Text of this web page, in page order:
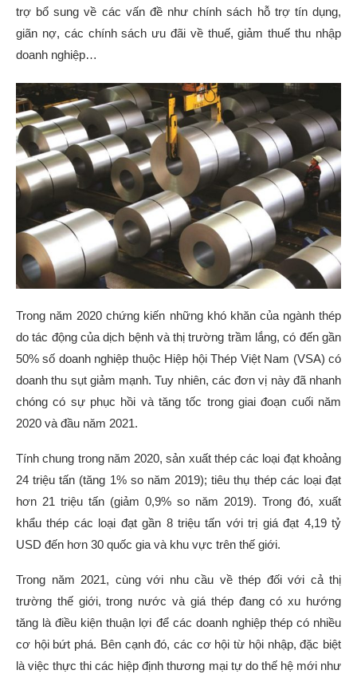
trợ bổ sung về các vấn đề như chính sách hỗ trợ tín dụng,
giãn nợ, các chính sách ưu đãi về thuế, giảm thuế thu nhập
doanh nghiệp…
Trong năm 2020 chứng kiến những khó khăn của ngành thép
do tác động của dịch bệnh và thị trường trầm lắng, có đến gần
50% số doanh nghiệp thuộc Hiệp hội Thép Việt Nam (VSA) có
doanh thu sụt giảm mạnh. Tuy nhiên, các đơn vị này đã nhanh
chóng có sự phục hồi và tăng tốc trong giai đoạn cuối năm
2020 và đầu năm 2021.
Tính chung trong năm 2020, sản xuất thép các loại đạt khoảng
24 triệu tấn (tăng 1% so năm 2019); tiêu thụ thép các loại đạt
hơn 21 triệu tấn (giảm 0,9% so năm 2019). Trong đó, xuất
khẩu thép các loại đạt gần 8 triệu tấn với trị giá đạt 4,19 tỷ
USD đến hơn 30 quốc gia và khu vực trên thế giới.
Trong năm 2021, cùng với nhu cầu về thép đối với cả thị
trường thế giới, trong nước và giá thép đang có xu hướng
tăng là điều kiện thuận lợi để các doanh nghiệp thép có nhiều
cơ hội bứt phá. Bên cạnh đó, các cơ hội từ hội nhập, đặc biệt
là việc thực thi các hiệp định thương mại tự do thế hệ mới như